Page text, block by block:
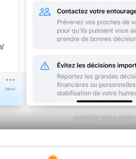
conseils posts saisie